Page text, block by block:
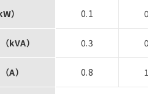
） 0.1 0.2
kVA） 0.3 0.6
A） 0.8 1.6